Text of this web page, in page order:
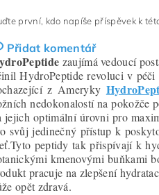
první, kdo napíše příspěvek k
Přidat komentář
zaujímá vedoucí
HydroPeptide revoluci v
z Ameryky
nedokonalostí na pokožče
jejich optimální úrovni pro
svůj jedinečný přístup k
peptidy tak přispívají k
kmenovými buňkami
pracuje na zlepšení
opět zdravá.